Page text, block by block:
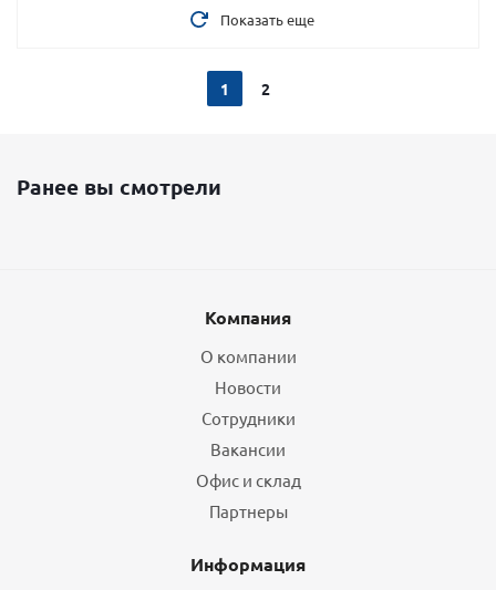
Показать еще
1 2
Ранее вы смотрели
Компания
О компании
Новости
Сотрудники
Вакансии
Офис и склад
Партнеры
Информация